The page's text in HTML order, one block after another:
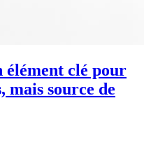
élément clé pour
mais source de